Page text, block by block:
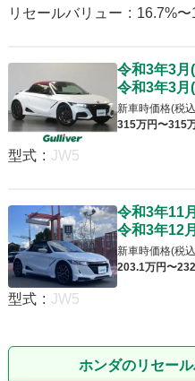
リセールバリュー : 16.7%
令和3年3月 (
令和3年3月 (
新車時価格(税
315万円〜315
型式 : JW5
令和3年11月
令和3年12月
新車時価格(税
203.1万円〜232
型式 : JW5
ホンダのリセー